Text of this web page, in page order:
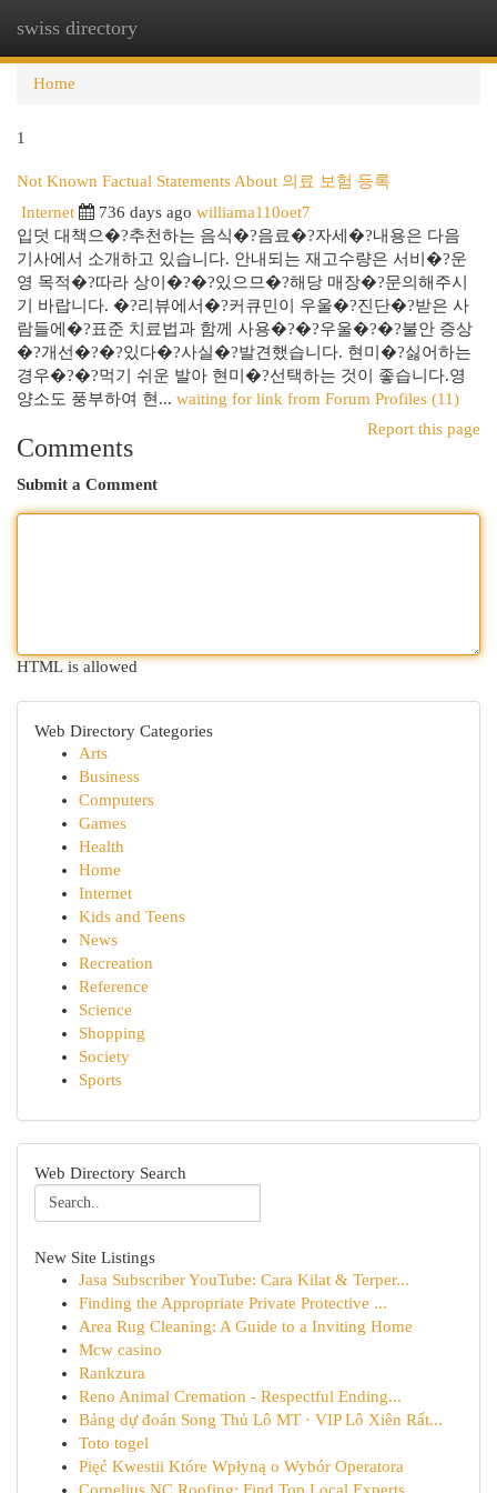
swiss directory
Home
1
Not Known Factual Statements About 의료 보험 등록
Internet 736 days ago williama110oet7
입덧 대책으�?추천하는 음식�?음료�?자세�?내용은 다음
기사에서 소개하고 있습니다. 안내되는 재고수량은 서비�?운
영 목적�?따라 상이�?�?있으므�?해당 매장�?문의해주시
기 바랍니다. �?리뷰에서�?커큐민이 우울�?진단�?받은 사
람들에�?표준 치료법과 함께 사용�?�?우울�?�?불안 증상
�?개선�?�?있다�?사실�?발견했습니다. 현미�?싫어하는
경우�?�?먹기 쉬운 발아 현미�?선택하는 것이 좋습니다.영
양소도 풍부하여 현... waiting for link from Forum Profiles (11)
Report this page
Comments
Submit a Comment
HTML is allowed
Web Directory Categories
Arts
Business
Computers
Games
Health
Home
Internet
Kids and Teens
News
Recreation
Reference
Science
Shopping
Society
Sports
Web Directory Search
New Site Listings
Jasa Subscriber YouTube: Cara Kilat & Terper...
Finding the Appropriate Private Protective ...
Area Rug Cleaning: A Guide to a Inviting Home
Mcw casino
Rankzura
Reno Animal Cremation - Respectful Ending...
Bảng dự đoán Song Thủ Lô MT · VIP Lô Xiên Rất...
Toto togel
Pięć Kwestii Które Wpłyną o Wybór Operatora